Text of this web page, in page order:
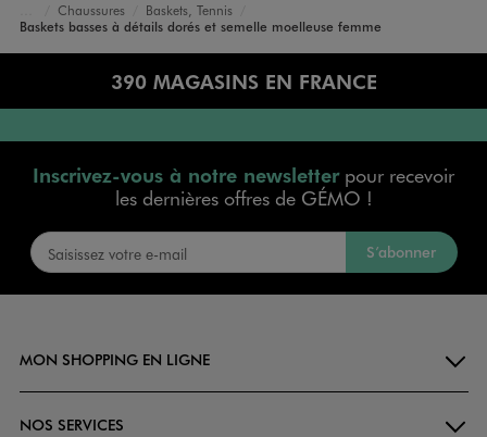
Accueil
Femme
Chaussures
Baskets, Tennis
Baskets basses à détails dorés et semelle moelleuse femme
390 MAGASINS EN FRANCE
Inscrivez-vous à notre newsletterpour recevoir
les dernières offres de GÉMO !
S’abonner
MON SHOPPING EN LIGNE
NOS SERVICES